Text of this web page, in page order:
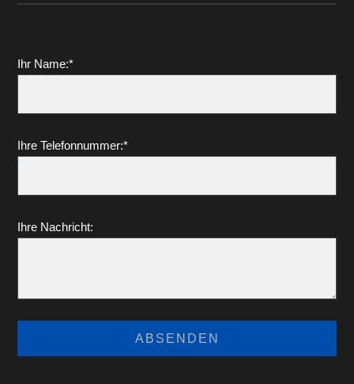
Ihr Name:*
Ihre Telefonnummer:*
Ihre Nachricht: